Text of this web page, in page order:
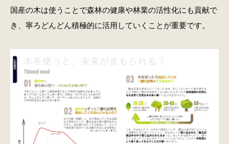
国産の木は使うことで森林の健康や林業の活性化にも貢献で
き、寧ろどんどん積極的に活用していくことが重要です。